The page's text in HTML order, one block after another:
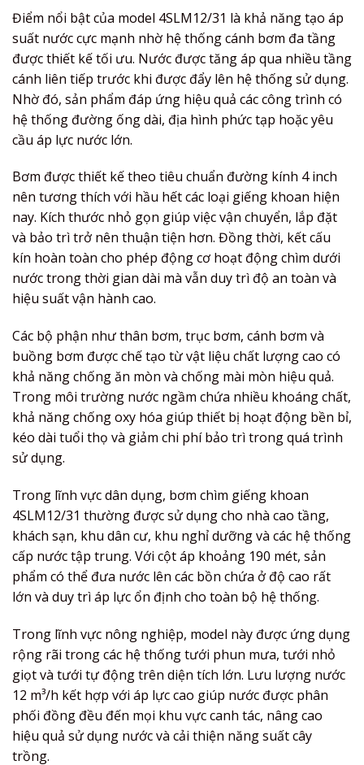
Điểm nổi bật của model 4SLM12/31 là khả năng tạo áp
suất nước cực mạnh nhờ hệ thống cánh bơm đa tầng
được thiết kế tối ưu. Nước được tăng áp qua nhiều tầng
cánh liên tiếp trước khi được đẩy lên hệ thống sử dụng.
Nhờ đó, sản phẩm đáp ứng hiệu quả các công trình có
hệ thống đường ống dài, địa hình phức tạp hoặc yêu
cầu áp lực nước lớn.
Bơm được thiết kế theo tiêu chuẩn đường kính 4 inch
nên tương thích với hầu hết các loại giếng khoan hiện
nay. Kích thước nhỏ gọn giúp việc vận chuyển, lắp đặt
và bảo trì trở nên thuận tiện hơn. Đồng thời, kết cấu
kín hoàn toàn cho phép động cơ hoạt động chìm dưới
nước trong thời gian dài mà vẫn duy trì độ an toàn và
hiệu suất vận hành cao.
Các bộ phận như thân bơm, trục bơm, cánh bơm và
buồng bơm được chế tạo từ vật liệu chất lượng cao có
khả năng chống ăn mòn và chống mài mòn hiệu quả.
Trong môi trường nước ngầm chứa nhiều khoáng chất,
khả năng chống oxy hóa giúp thiết bị hoạt động bền bỉ,
kéo dài tuổi thọ và giảm chi phí bảo trì trong quá trình
sử dụng.
Trong lĩnh vực dân dụng, bơm chìm giếng khoan
4SLM12/31 thường được sử dụng cho nhà cao tầng,
khách sạn, khu dân cư, khu nghỉ dưỡng và các hệ thống
cấp nước tập trung. Với cột áp khoảng 190 mét, sản
phẩm có thể đưa nước lên các bồn chứa ở độ cao rất
lớn và duy trì áp lực ổn định cho toàn bộ hệ thống.
Trong lĩnh vực nông nghiệp, model này được ứng dụng
rộng rãi trong các hệ thống tưới phun mưa, tưới nhỏ
giọt và tưới tự động trên diện tích lớn. Lưu lượng nước
12 m³/h kết hợp với áp lực cao giúp nước được phân
phối đồng đều đến mọi khu vực canh tác, nâng cao
hiệu quả sử dụng nước và cải thiện năng suất cây
trồng.